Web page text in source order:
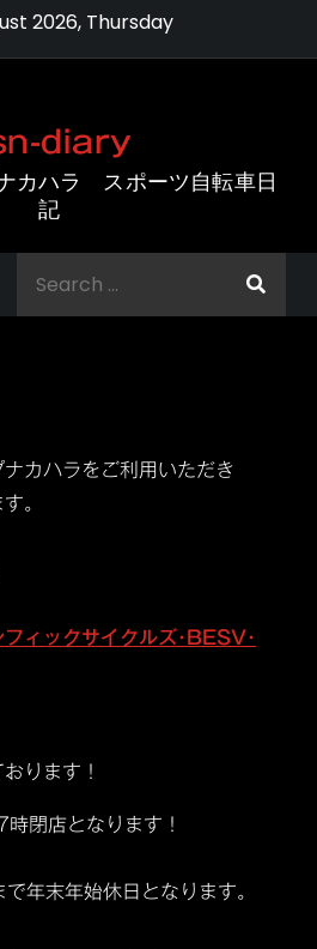
2026, Thursday
diary
カハラ スポーツ自転車日
記
カハラをご利用いただき
。
ィックサイクルズ･BESV･
ります！
閉店となります！
年末年始休日となります。